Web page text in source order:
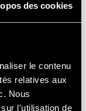
des cookies
le contenu
relatives aux
Nous
l'utilisation de